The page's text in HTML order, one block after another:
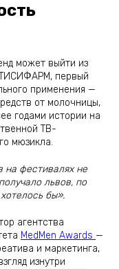
может выйти из
первый
применения —
от молочницы,
годами истории на
ТВ-
мюзикла.
на фестивалях не
львов, по
бы».
агентства
MedMen Awards —
и маркетинга,
изнутри